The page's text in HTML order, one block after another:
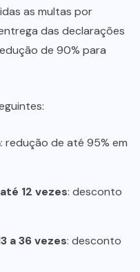
as multas por
das declarações
de 90% para
: redução de até 95% em
12 vezes: desconto
a 36 vezes: desconto